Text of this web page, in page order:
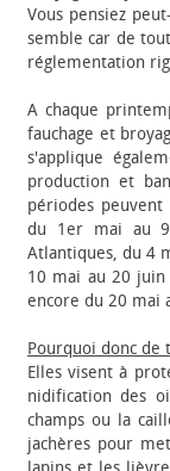
Vous pensiez
semble car de
réglementation
A chaque
fauchage et
s'applique
production et
périodes
du 1er mai au 9
Atlantiques, du 4
10 mai au 20
encore du 20 mai
Pourquoi donc de
Elles visent à
nidification des
champs ou la
jachères pour